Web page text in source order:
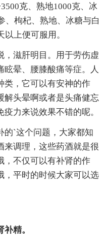
克、熟地1000克、冰
、枸杞、熟地、冰糖与白
上便可服用。
，滋肝明目。用于劳伤虚
晕、腰膝酸痛等症。人
类，它可以有安神的作
解头晕啊或者是头痛健忘
力来说效果不错的呢。
的`这个问题，大家都知
来调理，这些药酒就是很
，不仅可以有补肾的作
，平时的时候大家可以选
精。